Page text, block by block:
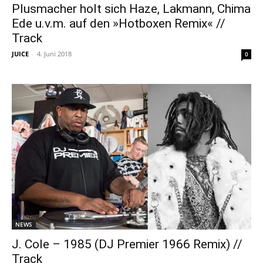
Plusmacher holt sich Haze, Lakmann, Chima
Ede u.v.m. auf den »Hotboxen Remix« //
Track
JUICE - 4. Juni 2018 0
NEWS
J. Cole – 1985 (DJ Premier 1966 Remix) //
Track